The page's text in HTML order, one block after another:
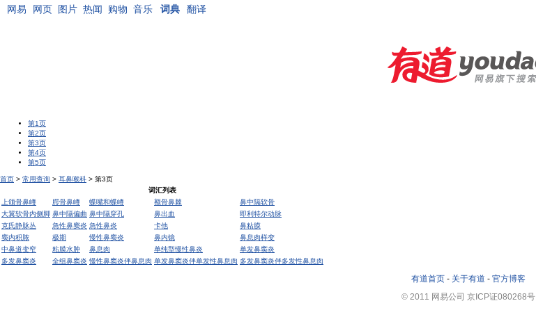
网易 网页 图片 热闻 购物 音乐 词典 翻译
第1页
第2页
第3页
第4页
第5页
首页 > 常用查询 > 耳鼻喉科 > 第3页
词汇列表
上颌骨鼻嵴
腭骨鼻嵴 蝶嘴和蝶嵴 额骨鼻棘
鼻中隔软骨
大翼软骨内侧脚 鼻中隔偏曲 鼻中隔穿孔 鼻出血
即利特尔动脉
克氏静脉丛
急性鼻窦炎 急性鼻炎 卡他
鼻粘膜
窦内积脓
极期 慢性鼻窦炎 鼻内镜
鼻息肉样变
中鼻道变窄
粘膜水肿 鼻息肉 单纯型慢性鼻炎
单发鼻窦炎
多发鼻窦炎
全组鼻窦炎 慢性鼻窦炎伴鼻息肉 单发鼻窦炎伴单发性鼻息肉 多发鼻窦炎伴多发性鼻息肉
有道首页 - 关于有道 - 官方博客
© 2011 网易公司 京ICP证080268号